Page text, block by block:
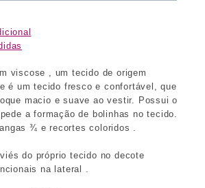
viscose , um tecido de origem
é um tecido fresco e confortável, que
macio e suave ao vestir. Possui o
a formação de bolinhas no tecido.
¾ e recortes coloridos .
do próprio tecido no decote
na lateral .